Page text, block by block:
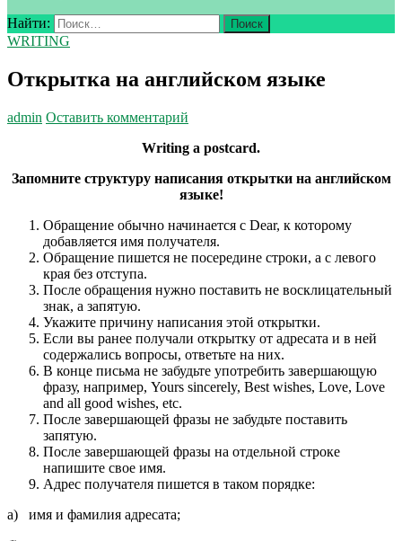
Найти:
WRITING
Открытка на английском языке
admin Оставить комментарий
Writing a postcard.
Запомните структуру написания открытки на английском
языке!
Обращение обычно начинается с Dear, к которому
добавляется имя получателя.
Обращение пишется не посередине строки, а с левого
края без отступа.
После обращения нужно поставить не восклицательный
знак, а запятую.
Укажите причину написания этой открытки.
Если вы ранее получали открытку от адресата и в ней
содержались вопросы, ответьте на них.
В конце письма не забудьте употребить завершающую
фразу, например, Yours sincerely, Best wishes, Love, Love
and all good wishes, etc.
После завершающей фразы не забудьте поставить
запятую.
После завершающей фразы на отдельной строке
напишите свое имя.
Адрес получателя пишется в таком порядке:
а) имя и фамилия адресата;